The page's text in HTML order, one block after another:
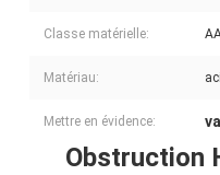
Classe matérielle:
Matériau:
Mettre en évidence:
Obstruction